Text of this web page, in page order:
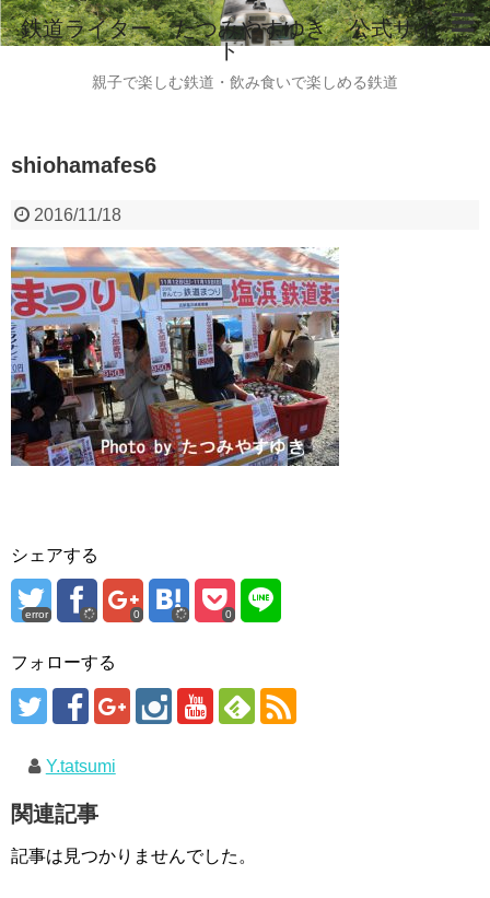
鉄道ライター たつみやすゆき 公式サイ
ト
親子で楽しむ鉄道・飲み食いで楽しめる鉄道
shiohamafes6
2016/11/18
シェアする
error 0 0
フォローする
Y.tatsumi
関連記事
記事は見つかりませんでした。
instagram
ご意見・ご感想・お問い合わせはこちらから
全国のビール列車情報（2015.8現在）